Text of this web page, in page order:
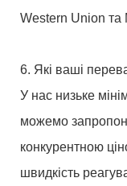
Western Union та
6. Які ваші
У нас низьке
можемо
конкурентною
швидкість